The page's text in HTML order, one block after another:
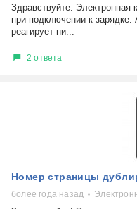
Здравствуйте. Электронная
при подключении к
реагирует ни...
2 ответа
Номер страницы
более года назад